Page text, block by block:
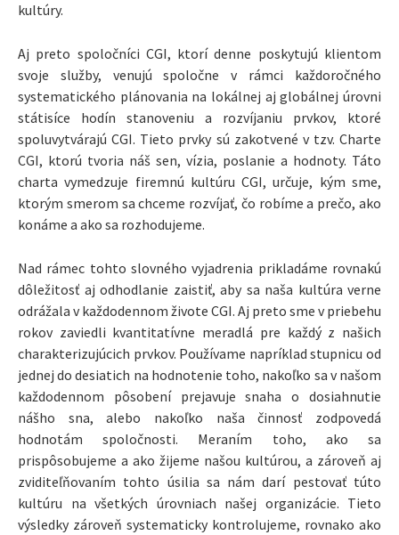
kultúry.
Aj preto spoločníci CGI, ktorí denne poskytujú klientom
svoje služby, venujú spoločne v rámci každoročného
systematického plánovania na lokálnej aj globálnej úrovni
státisíce hodín stanoveniu a rozvíjaniu prvkov, ktoré
spoluvytvárajú CGI. Tieto prvky sú zakotvené v tzv. Charte
CGI, ktorú tvoria náš sen, vízia, poslanie a hodnoty. Táto
charta vymedzuje firemnú kultúru CGI, určuje, kým sme,
ktorým smerom sa chceme rozvíjať, čo robíme a prečo, ako
konáme a ako sa rozhodujeme.
Nad rámec tohto slovného vyjadrenia prikladáme rovnakú
dôležitosť aj odhodlanie zaistiť, aby sa naša kultúra verne
odrážala v každodennom živote CGI. Aj preto sme v priebehu
rokov zaviedli kvantitatívne meradlá pre každý z našich
charakterizujúcich prvkov. Používame napríklad stupnicu od
jednej do desiatich na hodnotenie toho, nakoľko sa v našom
každodennom pôsobení prejavuje snaha o dosiahnutie
nášho sna, alebo nakoľko naša činnosť zodpovedá
hodnotám spoločnosti. Meraním toho, ako sa
prispôsobujeme a ako žijeme našou kultúrou, a zároveň aj
zviditeľňovaním tohto úsilia sa nám darí pestovať túto
kultúru na všetkých úrovniach našej organizácie. Tieto
výsledky zároveň systematicky kontrolujeme, rovnako ako